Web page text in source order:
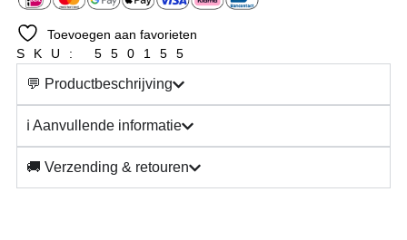
Toevoegen aan favorieten
SKU: 550155
💬 Productbeschrijving
ℹ️ Aanvullende informatie
🚚 Verzending & retouren